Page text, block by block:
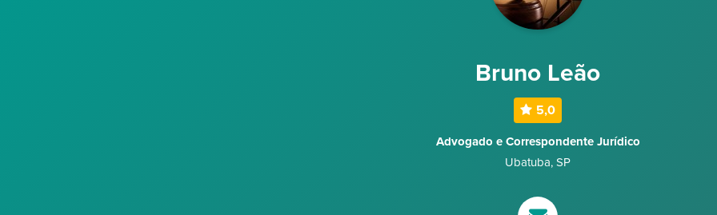
Bruno Leão
5,0
Advogado e Correspondente Jurídico
Ubatuba, SP